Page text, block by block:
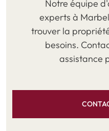
Notre équipe
experts à
trouver la
besoins.
assistance